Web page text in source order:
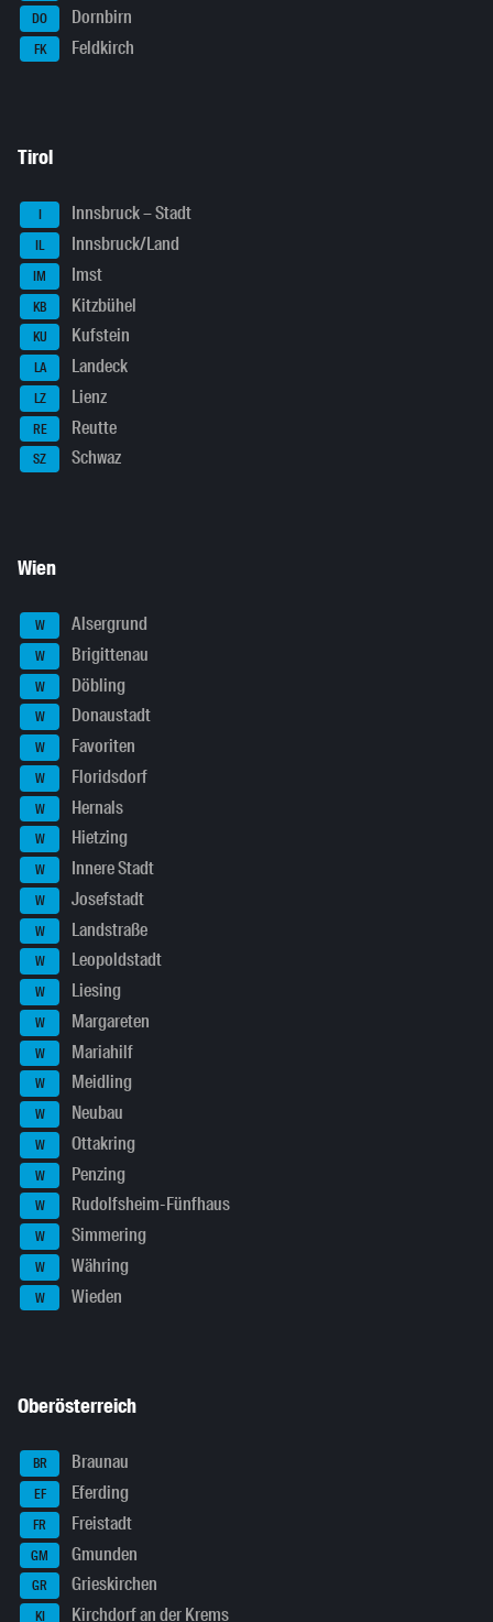
DO Dornbirn
FK Feldkirch
Tirol
I Innsbruck – Stadt
IL Innsbruck/Land
IM Imst
KB Kitzbühel
KU Kufstein
LA Landeck
LZ Lienz
RE Reutte
SZ Schwaz
Wien
W Alsergrund
W Brigittenau
W Döbling
W Donaustadt
W Favoriten
W Floridsdorf
W Hernals
W Hietzing
W Innere Stadt
W Josefstadt
W Landstraße
W Leopoldstadt
W Liesing
W Margareten
W Mariahilf
W Meidling
W Neubau
W Ottakring
W Penzing
W Rudolfsheim-Fünfhaus
W Simmering
W Währing
W Wieden
Oberösterreich
BR Braunau
EF Eferding
FR Freistadt
GM Gmunden
GR Grieskirchen
KI Kirchdorf an der Krems